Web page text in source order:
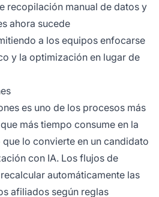
recopilación manual de datos y
ahora sucede
a los equipos enfocarse
y la optimización en lugar de
es uno de los procesos más
más tiempo consume en la
que lo convierte en un candidato
con IA. Los flujos de
automáticamente las
afiliados según reglas